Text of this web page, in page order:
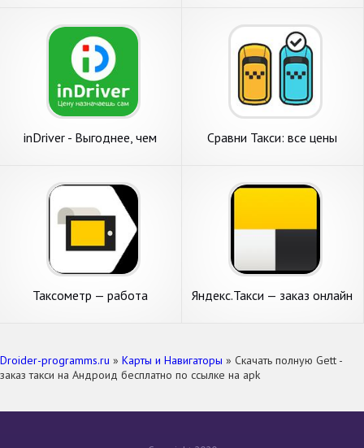
inDriver - Выгоднее, чем
Сравни Такси: все цены
Таксометр — работа
Яндекс.Такси — заказ онлайн
Droider-programms.ru » Карты и Навигаторы » Скачать полную Gett -
заказ такси на Андроид бесплатно по ссылке на apk